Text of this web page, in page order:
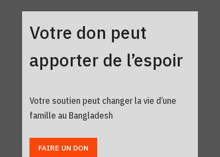
Votre don peut
apporter de l’espoir
Votre soutien peut changer la vie d’une
famille au Bangladesh
FAIRE UN DON